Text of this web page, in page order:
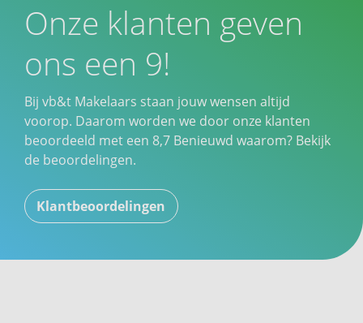
Onze klanten geven
ons een 9!
Bij vb&t Makelaars staan jouw wensen altijd
voorop. Daarom worden we door onze klanten
beoordeeld met een 8,7 Benieuwd waarom? Bekijk
de beoordelingen.
Klantbeoordelingen